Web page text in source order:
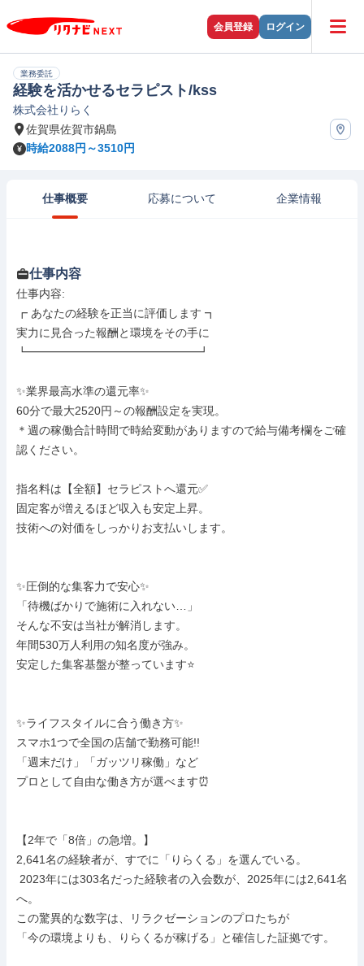
会員登録 ログイン
業務委託
経験を活かせるセラピスト/kss
株式会社りらく
佐賀県佐賀市鍋島
時給2088円～3510円
仕事概要 応募について 企業情報
仕事内容
仕事内容:
┏ あなたの経験を正当に評価します ┓
実力に見合った報酬と環境をその手に
┗━━━━━━━━━━━━━━━┛
✨業界最高水準の還元率✨
60分で最大2520円～の報酬設定を実現。
＊週の稼働合計時間で時給変動がありますので給与備考欄をご確
認ください。
指名料は【全額】セラピストへ還元✅
固定客が増えるほど収入も安定上昇。
技術への対価をしっかりお支払いします。
✨圧倒的な集客力で安心✨
「待機ばかりで施術に入れない…」
そんな不安は当社が解消します。
年間530万人利用の知名度が強み。
安定した集客基盤が整っています⭐
✨ライフスタイルに合う働き方✨
スマホ1つで全国の店舗で勤務可能!!
「週末だけ」「ガッツリ稼働」など
プロとして自由な働き方が選べます⏰
【2年で「8倍」の急増。】
2,641名の経験者が、すでに「りらくる」を選んでいる。
へ。
この驚異的な数字は、リラクゼーションのプロたちが
「今の環境よりも、りらくるが稼げる」と確信した証拠です。